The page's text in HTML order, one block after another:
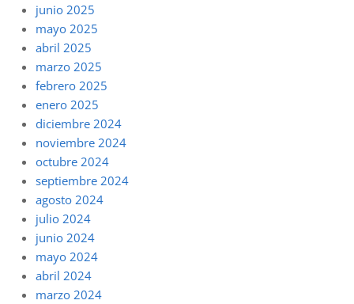
junio 2025
mayo 2025
abril 2025
marzo 2025
febrero 2025
enero 2025
diciembre 2024
noviembre 2024
octubre 2024
septiembre 2024
agosto 2024
julio 2024
junio 2024
mayo 2024
abril 2024
marzo 2024